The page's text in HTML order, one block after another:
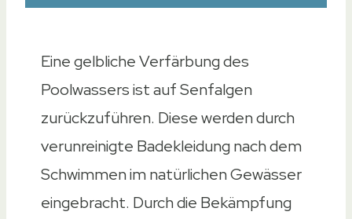
Eine gelbliche Verfärbung des
Poolwassers ist auf Senfalgen
zurückzuführen. Diese werden durch
verunreinigte Badekleidung nach dem
Schwimmen im natürlichen Gewässer
eingebracht. Durch die Bekämpfung